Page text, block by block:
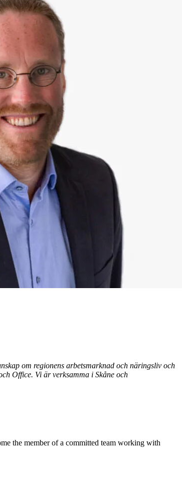
om regionens arbetsmarknad och näringsliv och
Office. Vi är verksamma i Skåne och
the member of a committed team working with